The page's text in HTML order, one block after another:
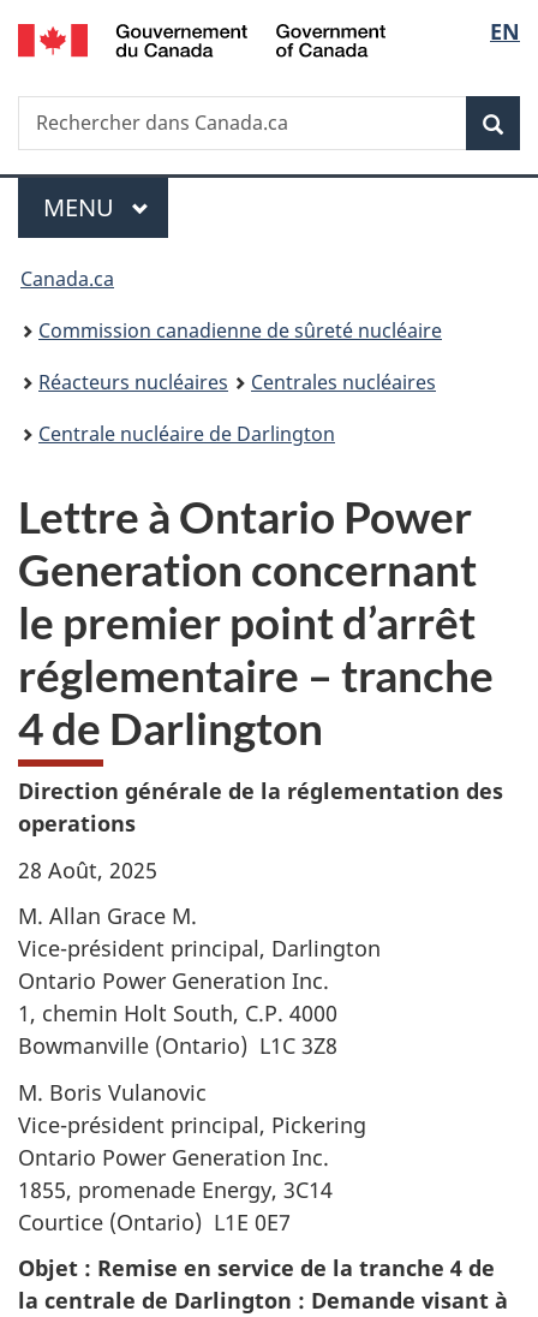
Passer
au
principal
de
la
EN
Recherche
Rechercher
dans
Menu
MENU PRINCIPAL
Vous
êtes
ici
Canada.ca
Commission canadienne de sûreté nucléaire
Réacteurs nucléaires
Centrales nucléaires
Centrale nucléaire de Darlington
Lettre à Ontario Power
Generation concernant
le premier point d’arrêt
réglementaire – tranche
4 de Darlington
Direction générale de la réglementation des
operations
28 Août, 2025
M. Allan Grace M.
Vice-président principal, Darlington
Ontario Power Generation Inc.
1, chemin Holt South, C.P. 4000
Bowmanville (Ontario) L1C 3Z8
M. Boris Vulanovic
Vice-président principal, Pickering
Ontario Power Generation Inc.
1855, promenade Energy, 3C14
Courtice (Ontario) L1E 0E7
Objet : Remise en service de la tranche 4 de
la centrale de Darlington : Demande visant à